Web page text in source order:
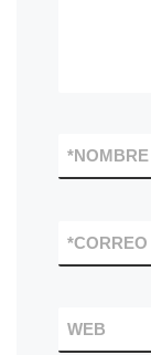
NOMBRE
*
*
WEB